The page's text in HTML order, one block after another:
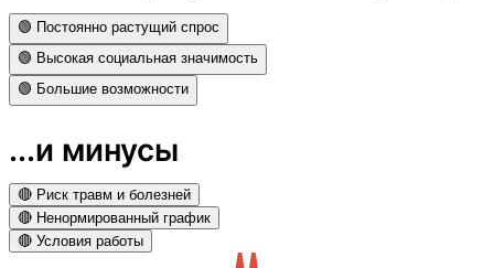
🟢 Постоянно растущий спрос
🟢 Высокая социальная значимость
🟢 Большие возможности
...и минусы
🔴 Риск травм и болезней
🔴 Ненормированный график
🔴 Условия работы